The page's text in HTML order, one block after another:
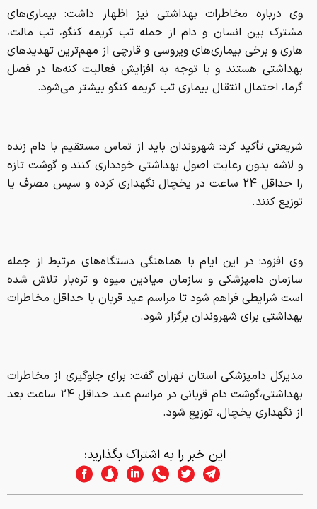
وی درباره مخاطرات بهداشتی نیز اظهار داشت: بیماری‌های
مشترک بین انسان و دام از جمله تب کریمه کنگو، تب مالت،
هاری و برخی بیماری‌های ویروسی و قارچی از مهم‌ترین تهدیدهای
بهداشتی هستند و با توجه به افزایش فعالیت کنه‌ها در فصل
گرما، احتمال انتقال بیماری تب کریمه کنگو بیشتر می‌شود.
شریعتی تأکید کرد: شهروندان باید از تماس مستقیم با دام زنده
و لاشه بدون رعایت اصول بهداشتی خودداری کنند و گوشت تازه
را حداقل 24 ساعت در یخچال نگهداری کرده و سپس مصرف یا
توزیع کنند.
وی افزود: در این ایام با هماهنگی دستگاه‌های مرتبط از جمله
سازمان دامپزشکی و سازمان میادین میوه و تره‌بار تلاش شده
است شرایطی فراهم شود تا مراسم عید قربان با حداقل مخاطرات
بهداشتی برای شهروندان برگزار شود.
مدیرکل دامپزشکی استان تهران گفت: برای جلوگیری از مخاطرات
بهداشتی،گوشت دام قربانی در مراسم عید حداقل 24 ساعت بعد
از نگهداری یخچال، توزیع شود.
این خبر را به اشتراک بگذارید: